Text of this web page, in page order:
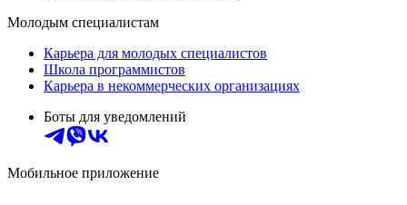
Молодым специалистам
Карьера для молодых специалистов
Школа программистов
Карьера в некоммерческих организациях
Боты для уведомлений
Мобильное приложение